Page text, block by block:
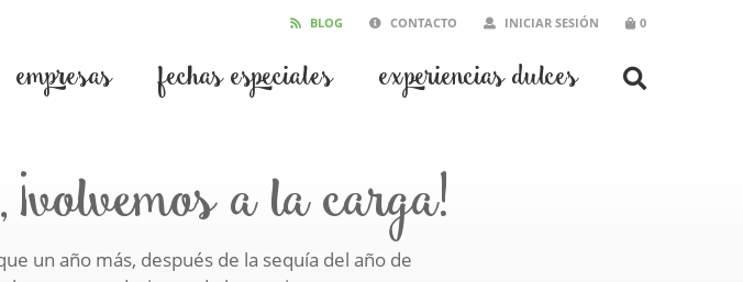
BLOG CONTACTO INICIAR SESIÓN 0
empresas fechas especiales experiencias dulces
a la carga!
un año más, después de la sequía del año de